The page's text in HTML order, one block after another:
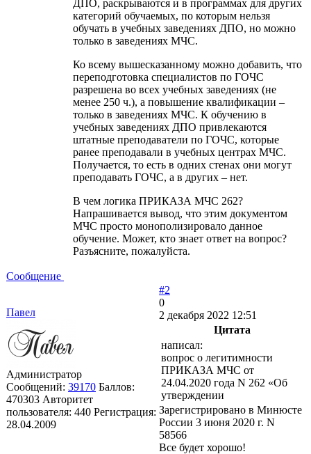
ДПО, раскрываются и в программах для других
категорий обучаемых, по которым нельзя
обучать в учебных заведениях ДПО, но можно
только в заведениях МЧС.
Ко всему вышесказанному можно добавить, что
переподготовка специалистов по ГОЧС
разрешена во всех учебных заведениях (не
менее 250 ч.), а повышение квалификации –
только в заведениях МЧС. К обучению в
учебных заведениях ДПО привлекаются
штатные преподаватели по ГОЧС, которые
ранее преподавали в учебных центрах МЧС.
Получается, то есть в одних стенах они могут
преподавать ГОЧС, а в других – нет.
В чем логика ПРИКАЗА МЧС 262?
Напрашивается вывод, что этим документом
МЧС просто монополизировало данное
обучение. Может, кто знает ответ на вопрос?
Разъясните, пожалуйста.
Сообщение
Павел
Администратор
Сообщений: 39170 Баллов:
470303 Авторитет
пользователя: 440 Регистрация:
28.04.2009
#2
0
2 декабря 2022 12:51
Цитата
написал:
вопрос о легитимности
ПРИКАЗА МЧС от
24.04.2020 года N 262 «Об
утверждении
Зарегистрировано в Минюсте
России 3 июня 2020 г. N
58566
Все будет хорошо!